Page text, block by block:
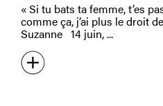
« Si tu bats ta femme, t’es
comme ça, j’ai plus le droit
Suzanne 14 juin,